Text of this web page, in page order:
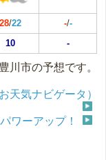
28/22 -/-
10 -
川市の予想です。
天気ナビゲータ）
ワーアップ！